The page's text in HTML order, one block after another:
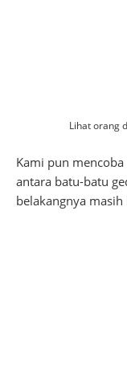
Lihat orang
Kami pun
antara batu-batu
belakangnya